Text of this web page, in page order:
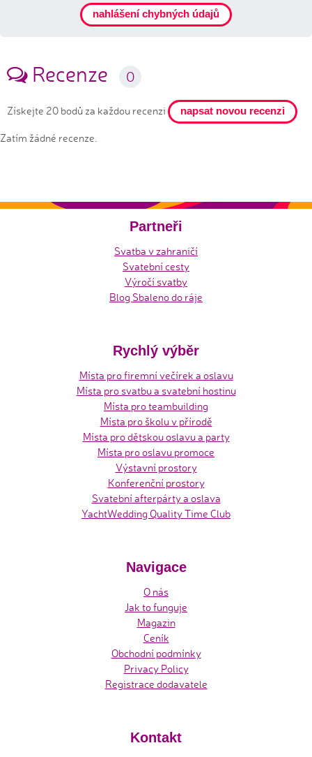
nahlášení chybných údajů
Recenze 0
Získejte 20 bodů za každou recenzi napsat novou recenzi
Zatím žádné recenze.
Partneři
Svatba v zahraničí
Svatební cesty
Výročí svatby
Blog Sbaleno do ráje
Rychlý výběr
Místa pro firemní večírek a oslavu
Místa pro svatbu a svatební hostinu
Místa pro teambuilding
Místa pro školu v přírodě
Místa pro dětskou oslavu a party
Místa pro oslavu promoce
Výstavní prostory
Konferenční prostory
Svatební afterpárty a oslava
YachtWedding Quality Time Club
Navigace
O nás
Jak to funguje
Magazin
Ceník
Obchodní podmínky
Privacy Policy
Registrace dodavatele
Kontakt